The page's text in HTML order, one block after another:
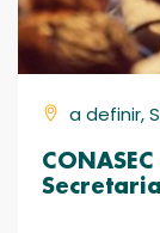
a definir,